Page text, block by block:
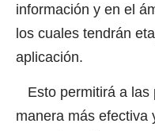
información y en el
los cuales tendrán
aplicación.
Esto permitirá a las
manera más efectiva